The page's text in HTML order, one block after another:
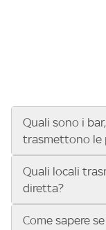
Quali sono i
trasmettono le
Se cerchi un bar,
vedere le partite di
UEFA Champions
Conference
Quali locali
diretta?
Vuoi sapere quali
Come sapere